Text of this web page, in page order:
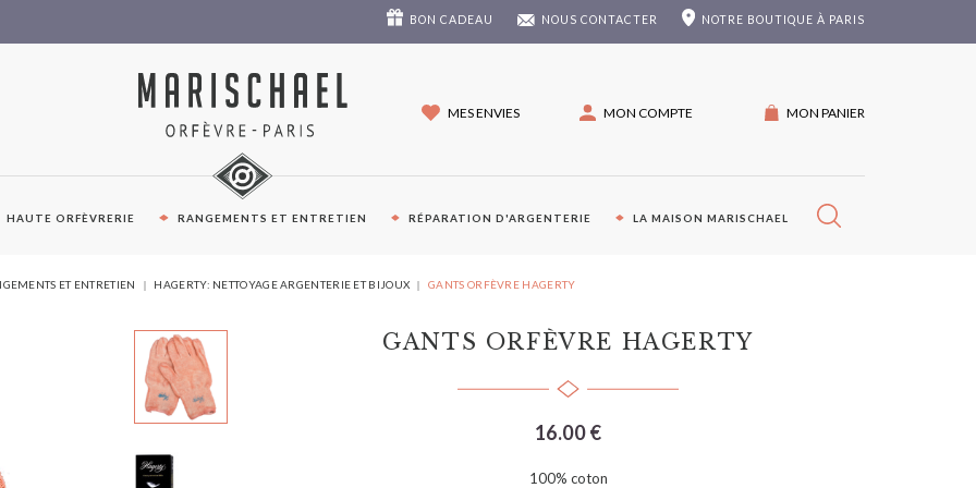
BON CADEAU NOUS CONTACTER NOTRE BOUTIQUE À PARIS
MES ENVIES MON COMPTE MON PANIER
HAUTE ORFÈVRERIE RANGEMENTS ET ENTRETIEN RÉPARATION D'ARGENTERIE LA MAISON MARISCHAEL
VOUS
ET ENTRETIEN HAGERTY: NETTOYAGE ARGENTERIE ET BIJOUX GANTS ORFÈVRE HAGERTY
GANTS ORFÈVRE HAGERTY
16.00 €
100% coton